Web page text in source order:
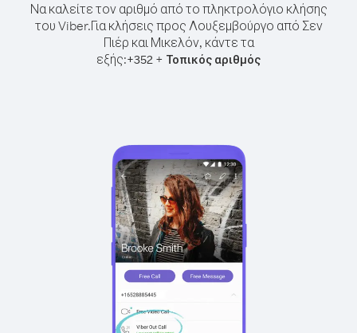
Να καλείτε τον αριθμό από το πληκτρολόγιο κλήσης
του Viber.Για κλήσεις προς Λουξεμβούργο από Σεν
Πιέρ και Μικελόν, κάντε τα
εξής:+352 + Τοπικός αριθμός